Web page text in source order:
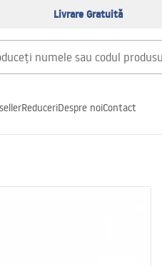
Livrare Gratuită
ReduceriDespre noiContact